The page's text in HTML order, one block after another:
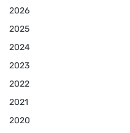
2026
2025
2024
2023
2022
2021
2020